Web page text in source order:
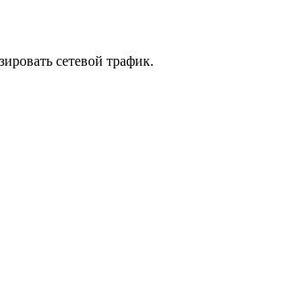
сетевой трафик.